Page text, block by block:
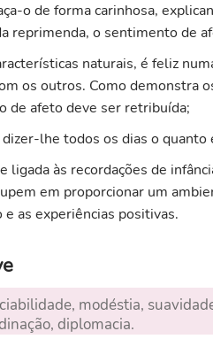
o de forma carinhosa,
reprimenda, o sentimento de
naturais, é feliz
os outros. Como demonstra
de afeto deve ser retribuída;
lhe todos os dias o quanto
ligada às recordações de
em proporcionar um
e as experiências positivas.
modéstia,
diplomacia.